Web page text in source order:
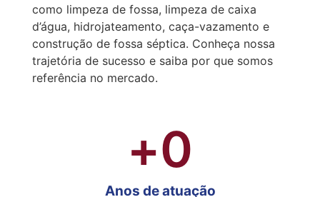
como limpeza de fossa, limpeza de caixa
d’água, hidrojateamento, caça-vazamento e
construção de fossa séptica. Conheça nossa
trajetória de sucesso e saiba por que somos
referência no mercado.
Anos de atuação
+0